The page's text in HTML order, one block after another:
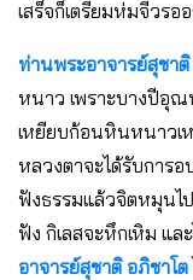
เสร็จก็เตรียมห่มจีวร
ท่านพระอาจารย์สุชาติ
หนาว เพราะบางปีอุ
เหยียบก้อนหินหนาวเ
หลวงตาจะได้รับการ
ฟังธรรมแล้วจิตหมุนไ
ฟัง กิเลสจะหึกเหิม แ
อาจารย์สุชาติ อภิชาโต